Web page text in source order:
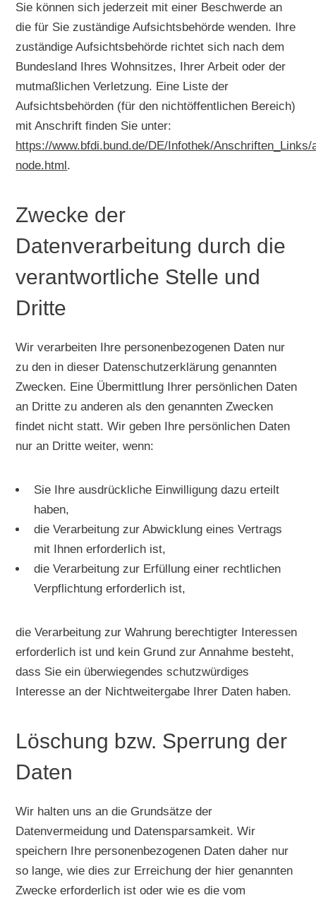
Sie können sich jederzeit mit einer Beschwerde an
die für Sie zuständige Aufsichtsbehörde wenden. Ihre
zuständige Aufsichtsbehörde richtet sich nach dem
Bundesland Ihres Wohnsitzes, Ihrer Arbeit oder der
mutmaßlichen Verletzung. Eine Liste der
Aufsichtsbehörden (für den nichtöffentlichen Bereich)
mit Anschrift finden Sie unter:
https://www.bfdi.bund.de/DE/Infothek/
node.html.
Zwecke der
Datenverarbeitung durch die
verantwortliche Stelle und
Dritte
Wir verarbeiten Ihre personenbezogenen Daten nur
zu den in dieser Datenschutzerklärung genannten
Zwecken. Eine Übermittlung Ihrer persönlichen Daten
an Dritte zu anderen als den genannten Zwecken
findet nicht statt. Wir geben Ihre persönlichen Daten
nur an Dritte weiter, wenn:
Sie Ihre ausdrückliche Einwilligung dazu erteilt
haben,
die Verarbeitung zur Abwicklung eines Vertrags
mit Ihnen erforderlich ist,
die Verarbeitung zur Erfüllung einer rechtlichen
Verpflichtung erforderlich ist,
die Verarbeitung zur Wahrung berechtigter Interessen
erforderlich ist und kein Grund zur Annahme besteht,
dass Sie ein überwiegendes schutzwürdiges
Interesse an der Nichtweitergabe Ihrer Daten haben.
Löschung bzw. Sperrung der
Daten
Wir halten uns an die Grundsätze der
Datenvermeidung und Datensparsamkeit. Wir
speichern Ihre personenbezogenen Daten daher nur
so lange, wie dies zur Erreichung der hier genannten
Zwecke erforderlich ist oder wie es die vom